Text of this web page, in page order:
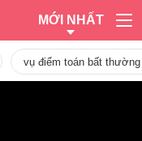
MỚI NHẤT
vụ điểm toán bất